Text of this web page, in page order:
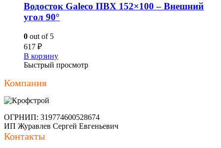
Водосток Galeco ПВХ 152×100 – Внешний
угол 90°
0 out of 5
617 ₽
В корзину
Быстрый просмотр
Компания
ОГРНИП: 319774600528674
ИП Журавлев Сергей Евгеньевич
Контакты